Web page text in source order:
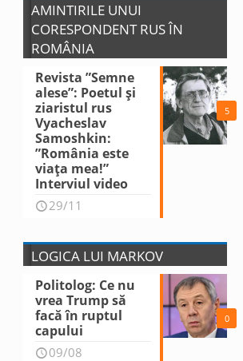
AMINTIRILE UNUI
CORESPONDENT RUS ÎN
ROMÂNIA
5
Revista ”Semne
alese”: Poetul și
ziaristul rus
Vyacheslav
Samoshkin:
”România este
viața mea!”
Interviul video
29/11
LOGICA LUI MARKOV
0
Politolog: Ce nu
vrea Trump să
facă în ruptul
capului
09/08